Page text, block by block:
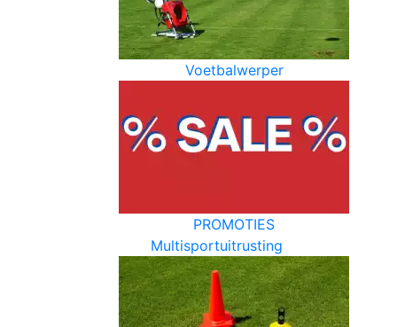
Voetbalwerper
PROMOTIES
Multisportuitrusting